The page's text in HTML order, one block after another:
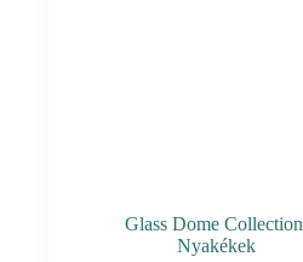
Glass Dome Collection
Nyakékek